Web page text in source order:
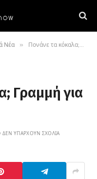
Νέα » Πονάνε τα κόκαλα; Γραμμή για τη θάλασσα
Γραμμή για
ΔΕΝ ΥΠΆΡΧΟΥΝ ΣΧΌΛΙΑ